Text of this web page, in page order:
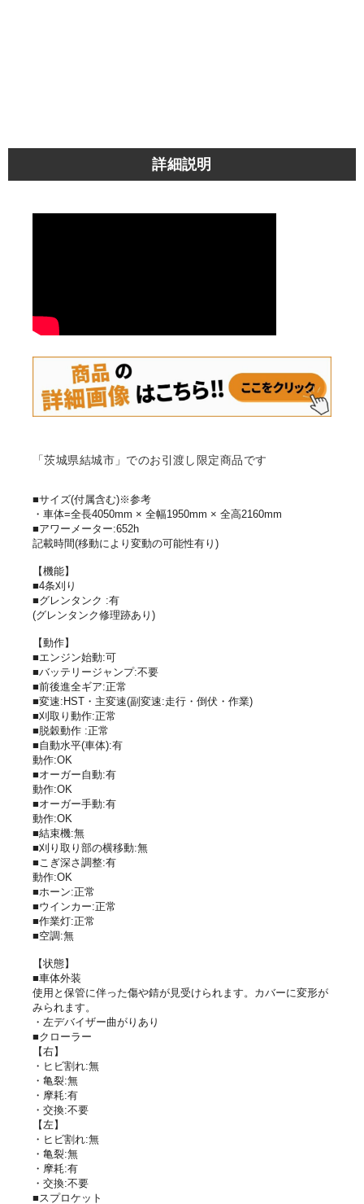
詳細説明
「茨城県結城市」でのお引渡し限定商品です
■サイズ(付属含む)※参考
・車体=全長4050mm × 全幅1950mm × 全高2160mm
■アワーメーター:652h
記載時間(移動により変動の可能性有り)
【機能】
■4条刈り
■グレンタンク :有
(グレンタンク修理跡あり)
【動作】
■エンジン始動:可
■バッテリージャンプ:不要
■前後進全ギア:正常
■変速:HST・主変速(副変速:走行・倒伏・作業)
■刈取り動作:正常
■脱穀動作 :正常
■自動水平(車体):有
動作:OK
■オーガー自動:有
動作:OK
■オーガー手動:有
動作:OK
■結束機:無
■刈り取り部の横移動:無
■こぎ深さ調整:有
動作:OK
■ホーン:正常
■ウインカー:正常
■作業灯:正常
■空調:無
【状態】
■車体外装
使用と保管に伴った傷や錆が見受けられます。カバーに変形が
みられます。
・左デバイザー曲がりあり
■クローラー
【右】
・ヒビ割れ:無
・亀裂:無
・摩耗:有
・交換:不要
【左】
・ヒビ割れ:無
・亀裂:無
・摩耗:有
・交換:不要
■スプロケット